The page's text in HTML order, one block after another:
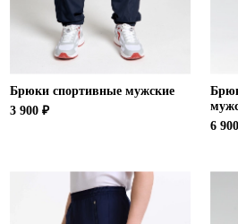
Брюки спортивные мужские
3 900 ₽
6